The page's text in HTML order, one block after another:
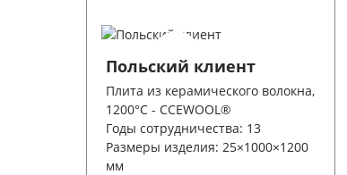
Польский клиент
Плита из керамического волокна,
1200°C - CCEWOOL®
Годы сотрудничества: 13
Размеры изделия: 25×1000×1200
мм